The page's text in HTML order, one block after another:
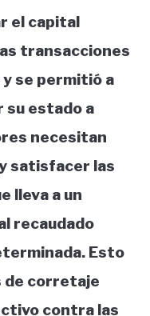
el capital
transacciones
se permitió a
su estado a
necesitan
satisfacer las
lleva a un
recaudado
Esto
de corretaje
contra las